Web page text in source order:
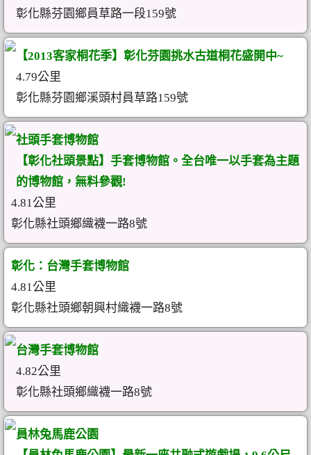
彰化縣芬園鄉員草路一段159號
【2013客家桐花季】彰化芬園挑水古道桐花盛開中~
4.79公里
彰化縣芬園鄉溪頭村員草路159號
社頭手套博物館
【彰化社頭景點】手套博物館。全台唯一以手套為主題
的博物館，無料參觀!
4.81公里
彰化縣社頭鄉織襪一路8號
彰化：台灣手套博物館
4.81公里
彰化縣社頭鄉朝興村織襪一路8號
台灣手套博物館
4.82公里
彰化縣社頭鄉織襪一路8號
員林兔馬鹿公園